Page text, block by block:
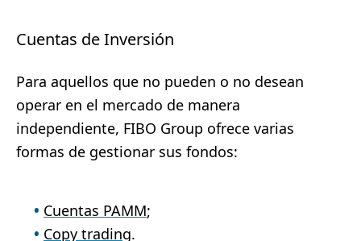
Cuentas de Inversión
Para aquellos que no pueden o no desean
operar en el mercado de manera
independiente, FIBO Group ofrece varias
formas de gestionar sus fondos:
Cuentas PAMM;
Copy trading.